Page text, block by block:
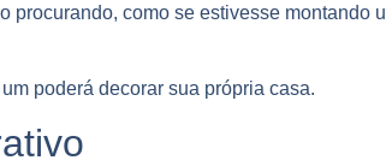
procurando, como se estivesse montando
poderá decorar sua própria casa.